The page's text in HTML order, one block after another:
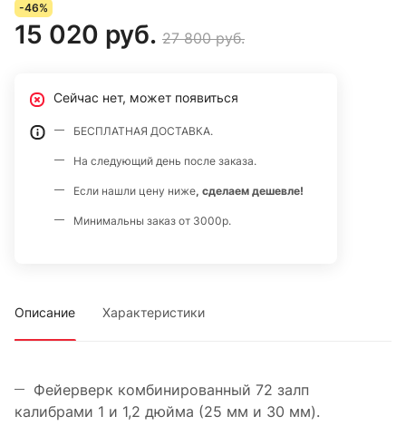
-46%
15 020 руб. 27 800 руб.
Сейчас нет, может появиться
БЕСПЛАТНАЯ ДОСТАВКА.
На следующий день после заказа.
Если нашли цену ниже, сделаем дешевле!
Минимальны заказ от 3000р.
Описание Характеристики
Фейерверк комбинированный 72 залп
калибрами 1 и 1,2 дюйма (25 мм и 30 мм).